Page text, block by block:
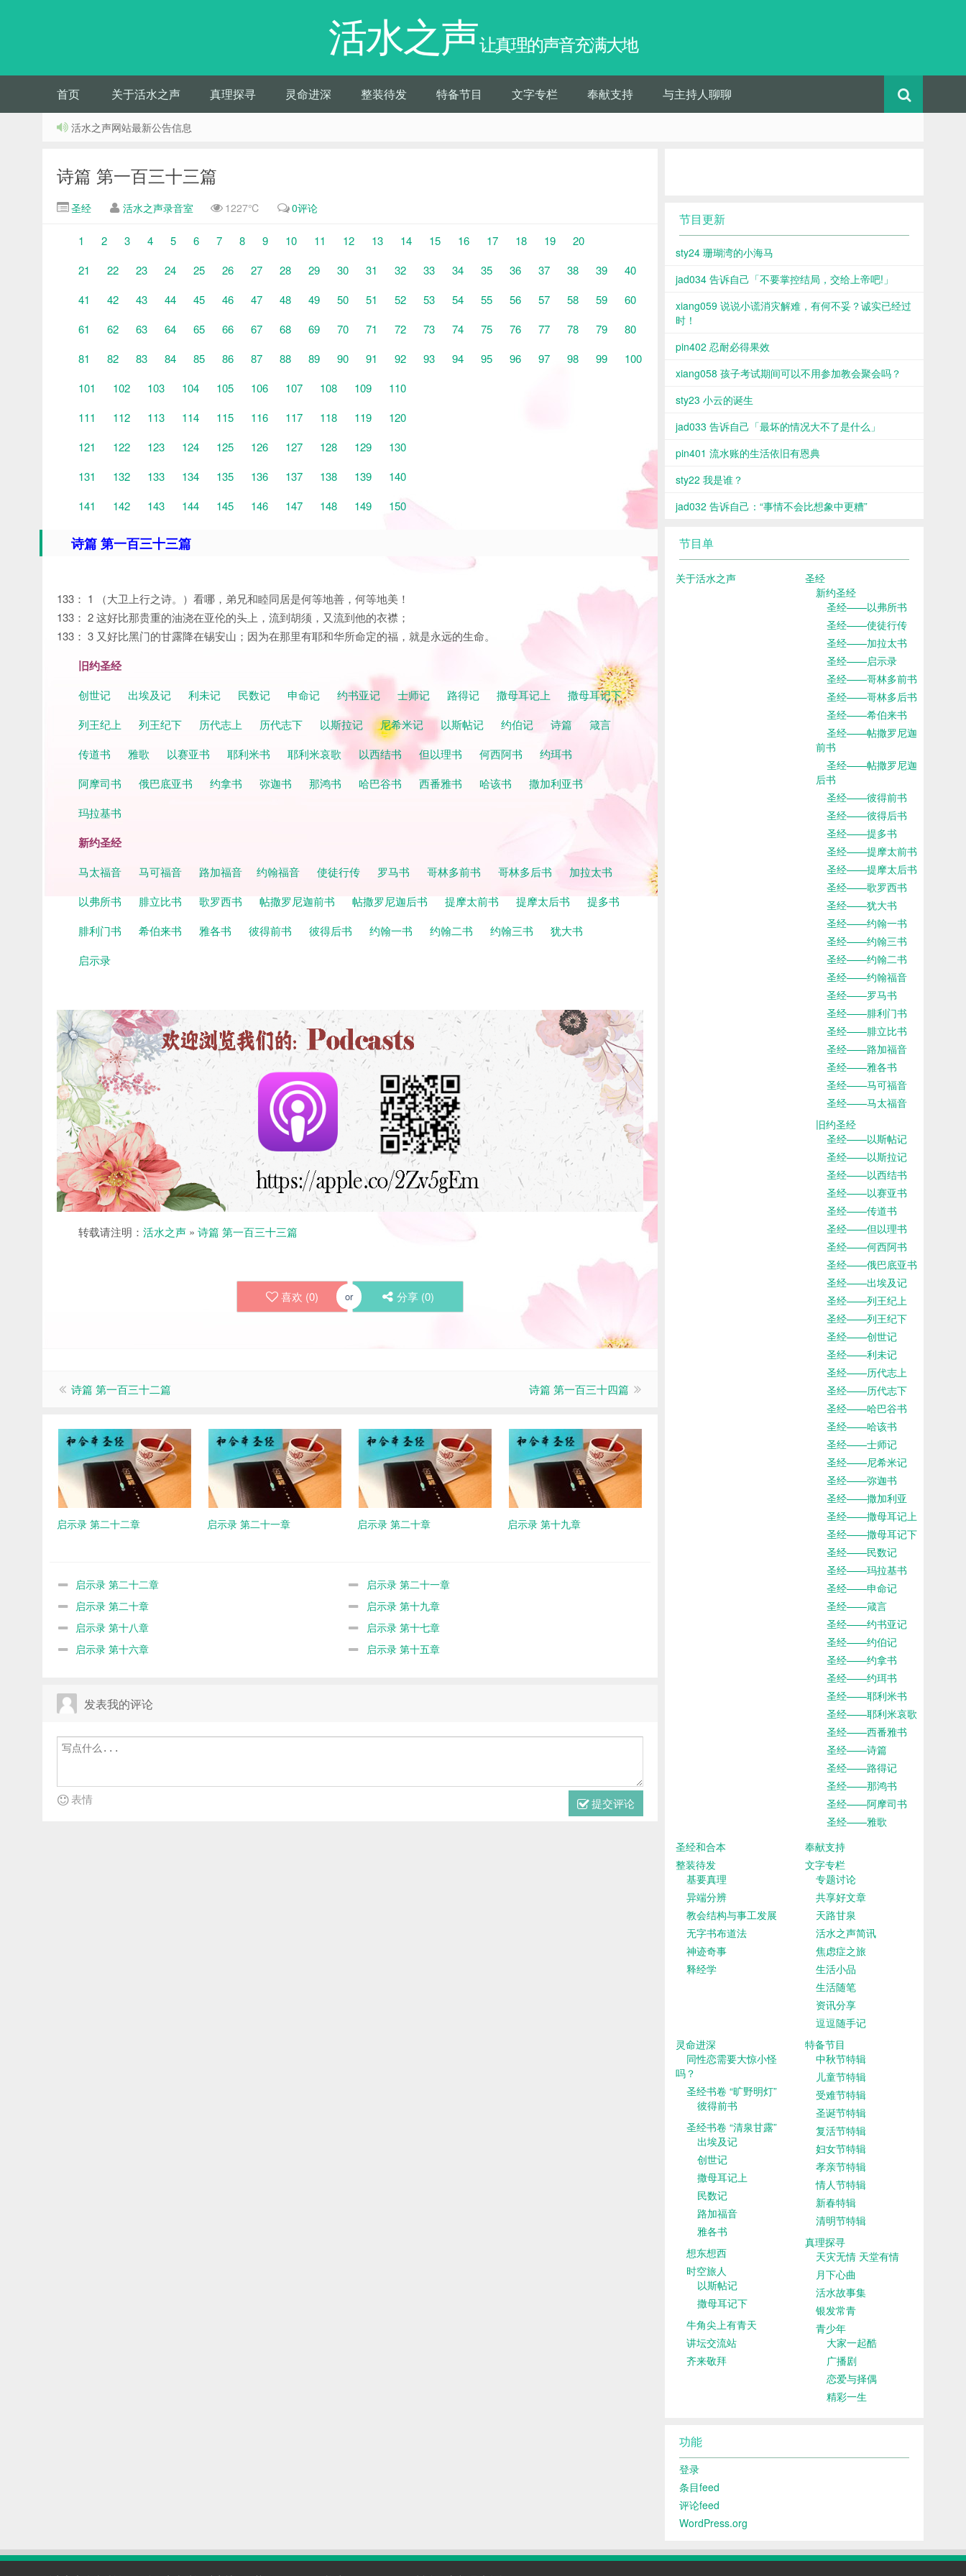
活水之声让真理的声音充满大地
首页 关于活水之声 真理探寻 灵命进深 整装待发 特备节目 文字专栏 奉献支持 与主持人聊聊
活水之声网站最新公告信息
诗篇 第一百三十三篇
圣经 活水之声录音室 1227℃ 0评论
1 2 3 4 5 6 7 8 9 10 11 12 13 14 15 16 17 18 19
20
21
22 23 24 25 26 27 28 29 30 31 32 33 34 35 36 37 38 39
40
41
42 43 44 45 46 47 48 49 50 51 52 53 54 55 56 57 58 59
60
61
62 63 64 65 66 67 68 69 70 71 72 73 74 75 76 77 78 79
80
81
82 83 84 85 86 87 88 89 90 91 92 93 94 95 96 97 98 99
100
101
102 103 104 105 106 107 108 109
110
111
112 113 114 115 116 117 118 119
120
121
122 123 124 125 126 127 128 129
130
131
132 133 134 135 136 137 138 139
140
141
142 143 144 145 146 147 148 149 150
诗篇 第一百三十三篇
133： 1 （大卫上行之诗。）看哪，弟兄和睦同居是何等地善，何等地美！
133： 2 这好比那贵重的油浇在亚伦的头上，流到胡须，又流到他的衣襟；
133： 3 又好比黑门的甘露降在锡安山；因为在那里有耶和华所命定的福，就是永远的生命。
旧约圣经
创世记 出埃及记 利未记 民数记 申命记 约书亚记 士师记 路得记 撒母耳记上
撒母耳记下
列王纪上
列王纪下 历代志上 历代志下 以斯拉记 尼希米记 以斯帖记 约伯记 诗篇
箴言
传道书
雅歌 以赛亚书 耶利米书 耶利米哀歌 以西结书 但以理书 何西阿书
约珥书
阿摩司书
俄巴底亚书 约拿书 弥迦书 那鸿书 哈巴谷书 西番雅书 哈该书
撒加利亚书
玛拉基书
新约圣经
马太福音 马可福音 路加福音 约翰福音 使徒行传 罗马书 哥林多前书 哥林多后书
加拉太书
以弗所书
腓立比书 歌罗西书 帖撒罗尼迦前书 帖撒罗尼迦后书 提摩太前书 提摩太后书
提多书
腓利门书
希伯来书 雅各书 彼得前书 彼得后书 约翰一书 约翰二书 约翰三书
犹大书
启示录
转载请注明： 活水之声 » 诗篇 第一百三十三篇
喜欢 (0) or 分享 (0)
诗篇 第一百三十二篇 诗篇 第一百三十四篇
启示录 第二十二章 启示录 第二十一章 启示录 第二十章 启示录 第十九章
启示录 第二十二章
启示录 第二十一章
启示录 第二十章
启示录 第十九章
启示录 第十八章
启示录 第十七章
启示录 第十六章
启示录 第十五章
发表我的评论
提交评论
表情
节目更新
sty24 珊瑚湾的小海马
jad034 告诉自己「不要掌控结局，交给上帝吧!」
xiang059 说说小谎消灾解难，有何不妥？诚实已经过
时！
pin402 忍耐必得果效
xiang058 孩子考试期间可以不用参加教会聚会吗？
sty23 小云的诞生
jad033 告诉自己「最坏的情况大不了是什么」
pin401 流水账的生活依旧有恩典
sty22 我是谁？
jad032 告诉自己：“事情不会比想象中更糟”
节目单
关于活水之声
圣经
新约圣经
圣经——以弗所书
圣经——使徒行传
圣经——加拉太书
圣经——启示录
圣经——哥林多前书
圣经——哥林多后书
圣经——希伯来书
圣经——帖撒罗尼迦
前书
圣经——帖撒罗尼迦
后书
圣经——彼得前书
圣经——彼得后书
圣经——提多书
圣经——提摩太前书
圣经——提摩太后书
圣经——歌罗西书
圣经——犹大书
圣经——约翰一书
圣经——约翰三书
圣经——约翰二书
圣经——约翰福音
圣经——罗马书
圣经——腓利门书
圣经——腓立比书
圣经——路加福音
圣经——雅各书
圣经——马可福音
圣经——马太福音
旧约圣经
圣经——以斯帖记
圣经——以斯拉记
圣经——以西结书
圣经——以赛亚书
圣经——传道书
圣经——但以理书
圣经——何西阿书
圣经——俄巴底亚书
圣经——出埃及记
圣经——列王纪上
圣经——列王纪下
圣经——创世记
圣经——利未记
圣经——历代志上
圣经——历代志下
圣经——哈巴谷书
圣经——哈该书
圣经——士师记
圣经——尼希米记
圣经——弥迦书
圣经——撒加利亚
圣经——撒母耳记上
圣经——撒母耳记下
圣经——民数记
圣经——玛拉基书
圣经——申命记
圣经——箴言
圣经——约书亚记
圣经——约伯记
圣经——约拿书
圣经——约珥书
圣经——耶利米书
圣经——耶利米哀歌
圣经——西番雅书
圣经——诗篇
圣经——路得记
圣经——那鸿书
圣经——阿摩司书
圣经——雅歌
圣经和合本
奉献支持
整装待发
基要真理
异端分辨
教会结构与事工发展
无字书布道法
神迹奇事
释经学
文字专栏
专题讨论
共享好文章
天路甘泉
活水之声简讯
焦虑症之旅
生活小品
生活随笔
资讯分享
逗逗随手记
灵命进深
同性恋需要大惊小怪
吗？
圣经书卷 “旷野明灯”
彼得前书
圣经书卷 “清泉甘露”
出埃及记
创世记
撒母耳记上
民数记
路加福音
雅各书
想东想西
时空旅人
以斯帖记
撒母耳记下
牛角尖上有青天
讲坛交流站
齐来敬拜
特备节目
中秋节特辑
儿童节特辑
受难节特辑
圣诞节特辑
复活节特辑
妇女节特辑
孝亲节特辑
情人节特辑
新春特辑
清明节特辑
真理探寻
天灾无情 天堂有情
月下心曲
活水故事集
银发常青
青少年
大家一起酷
广播剧
恋爱与择偶
精彩一生
功能
登录
条目feed
评论feed
WordPress.org